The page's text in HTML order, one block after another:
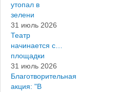
утопал в
зелени
31 июль 2026
Театр
начинается с…
площадки
31 июль 2026
Благотворительная
акция: "В